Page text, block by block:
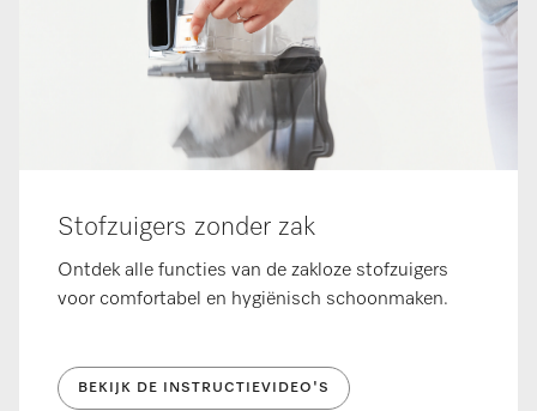
Stofzuigers zonder zak
Ontdek alle functies van de zakloze stofzuigers
voor comfortabel en hygiënisch schoonmaken.
BEKIJK DE INSTRUCTIEVIDEO'S